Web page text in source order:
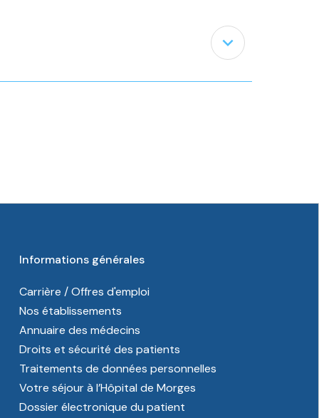
expand_less
Informations générales
Carrière / Offres d'emploi
Nos établissements
Annuaire des médecins
Droits et sécurité des patients
Traitements de données personnelles
Votre séjour à l’Hôpital de Morges
Dossier électronique du patient